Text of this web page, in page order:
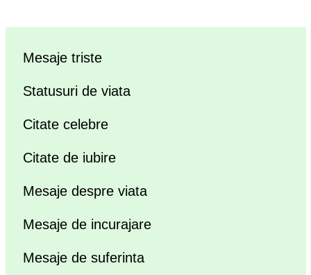
Mesaje triste
Statusuri de viata
Citate celebre
Citate de iubire
Mesaje despre viata
Mesaje de incurajare
Mesaje de suferinta